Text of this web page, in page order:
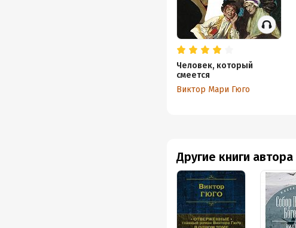
Другие книги автора
Человек, который
смеется
Виктор Мари Гюго